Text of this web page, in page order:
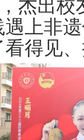
杰出
上非
得见